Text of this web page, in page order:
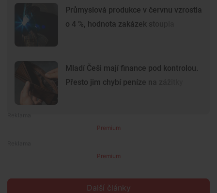
Průmyslová produkce v červnu vzrostla
o 4 %, hodnota zakázek stoupla
Mladí Češi mají finance pod kontrolou.
Přesto jim chybí peníze na zážitky
Premium
Premium
Další články